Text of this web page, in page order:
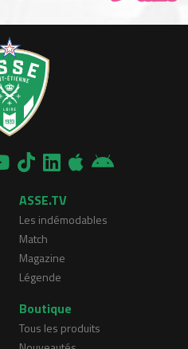
ASSE.TV
Les indémodables
Match
Magazine
Légende
Boutique
Tous les produits